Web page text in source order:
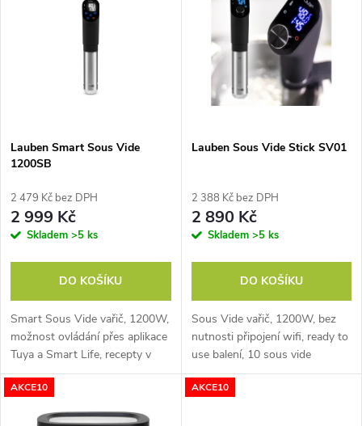
p
r
o
u
k
t
Nejprodávanější
s
p
r
o
d
u
k
Lauben Smart Sous Vide
1200SB
2 479 Kč bez DPH
2 999 Kč
Skladem >5 ks
DO KOŠÍKU
Smart Sous Vide vařič, 1200W,
možnost ovládání přes aplikace
Tuya a Smart Life, recepty v
aplikaci, ready to use balení,
kuchařka součástí balení,
včetně úložného pouzdra a...
Lauben Sous Vide Stick SV01
2 388 Kč bez DPH
2 890 Kč
Skladem >5 ks
DO KOŠÍKU
Sous Vide vařič, 1200W, bez
nutnosti připojení wifi, ready to
use balení, 10 sous vide
receptů pro inspiraci, včetně
úložného pouzdra a dvou zip
AKCE10 AKCE10